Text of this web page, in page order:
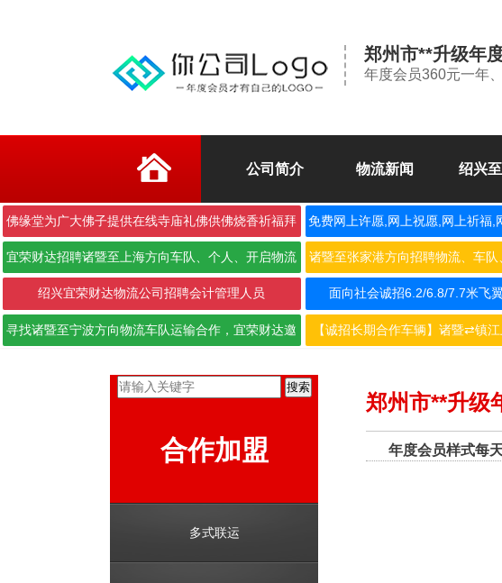
郑州市**升级年
年度会员360元一年
公司简介 物流新闻 绍兴
佛缘堂为广大佛子提供在线寺庙礼佛供佛烧香祈福拜
佛
免费网上许愿,网上祝愿,网上祈福,
宜荣财达招聘诸暨至上海方向车队、个人、开启物流
合作···
诸暨至张家港方向招聘物流、车
期合···
绍兴宜荣财达物流公司招聘会计管理人员 面向社会诚招6.2/6.8/7.7米飞翼
寻找诸暨至宁波方向物流车队运输合作，宜荣财达邀 【诚招长期合作车辆】诸暨⇄镇
搜索
合作加盟
多式联运
郑州市**升级
年度会员样式每